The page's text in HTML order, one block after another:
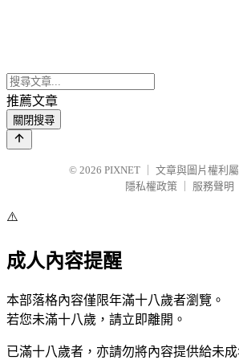
推薦文章
關閉搜尋
© 2026 PIXNET
文章與圖片權利
隱私權政策
服務聲明
⚠️
成人內容提醒
本部落格內容僅限年滿十八歲者瀏覽。
若您未滿十八歲，請立即離開。
已滿十八歲者，亦請勿將內容提供給未成